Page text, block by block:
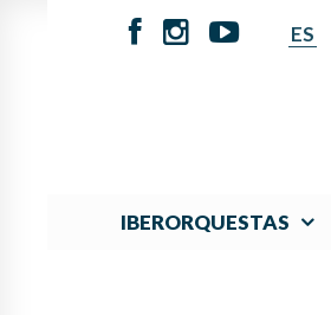
ES
IBERORQUESTAS